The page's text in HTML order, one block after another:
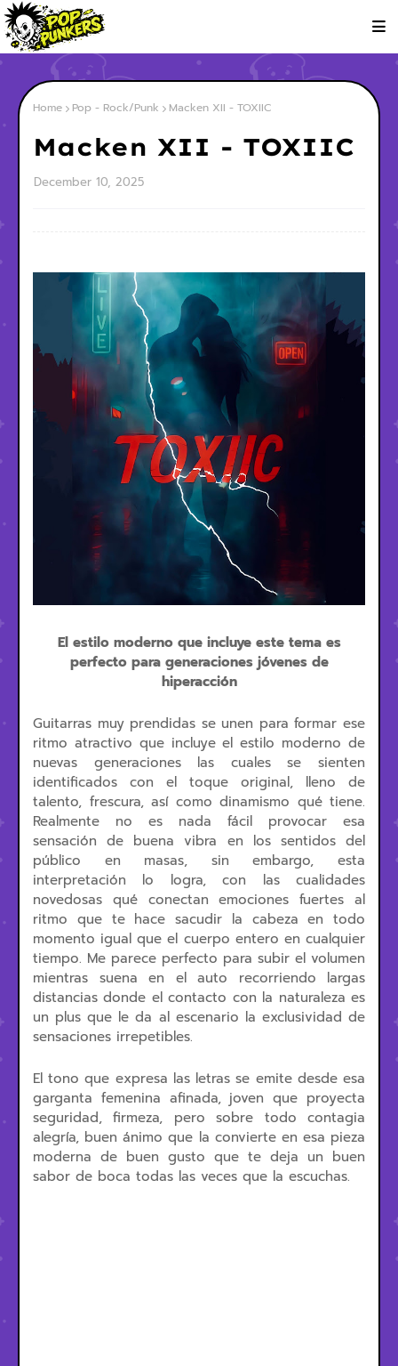
Home Pop - Rock/Punk Macken XII - TOXIIC
Macken XII - TOXIIC
December 10, 2025
El estilo moderno que incluye este tema es
perfecto para generaciones jóvenes de
hiperacción
Guitarras muy prendidas se unen para formar ese
ritmo atractivo que incluye el estilo moderno de
nuevas generaciones las cuales se sienten
identificados con el toque original, lleno de
talento, frescura, así como dinamismo qué tiene.
Realmente no es nada fácil provocar esa
sensación de buena vibra en los sentidos del
público en masas, sin embargo, esta
interpretación lo logra, con las cualidades
novedosas qué conectan emociones fuertes al
ritmo que te hace sacudir la cabeza en todo
momento igual que el cuerpo entero en cualquier
tiempo. Me parece perfecto para subir el volumen
mientras suena en el auto recorriendo largas
distancias donde el contacto con la naturaleza es
un plus que le da al escenario la exclusividad de
sensaciones irrepetibles.
El tono que expresa las letras se emite desde esa
garganta femenina afinada, joven que proyecta
seguridad, firmeza, pero sobre todo contagia
alegría, buen ánimo que la convierte en esa pieza
moderna de buen gusto que te deja un buen
sabor de boca todas las veces que la escuchas.